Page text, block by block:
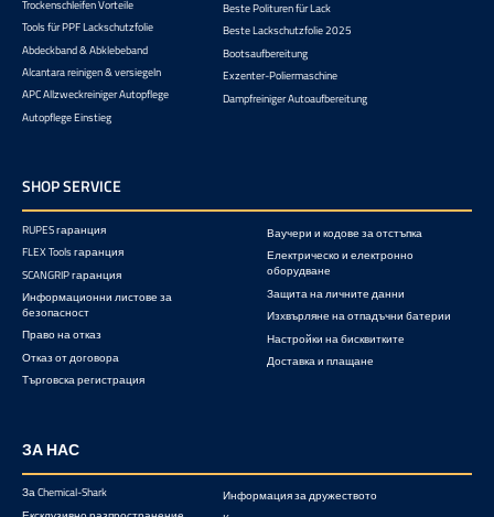
Trockenschleifen Vorteile
Tools für PPF Lackschutzfolie
Abdeckband & Abklebeband
Alcantara reinigen & versiegeln
APC Allzweckreiniger Autopflege
Autopflege Einstieg
Beste Polituren für Lack
Beste Lackschutzfolie 2025
Bootsaufbereitung
Exzenter-Poliermaschine
Dampfreiniger Autoaufbereitung
SHOP SERVICE
RUPES гаранция
FLEX Tools гаранция
SCANGRIP гаранция
Информационни листове за
безопасност
Право на отказ
Отказ от договора
Търговска регистрация
Ваучери и кодове за отстъпка
Електрическо и електронно
оборудване
Защита на личните данни
Изхвърляне на отпадъчни батерии
Настройки на бисквитките
Доставка и плащане
ЗА НАС
За Chemical-Shark
Информация за дружеството